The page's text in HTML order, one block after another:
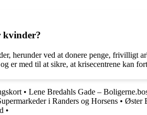
kvinder?
herunder ved at donere penge, frivilligt
er med til at sikre, at krisecentrene kan
• Lene Bredahls Gade –
i Randers og Horsens • Øster
•